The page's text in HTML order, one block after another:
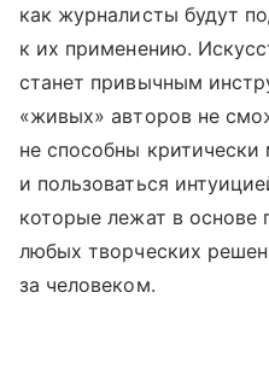
как журналисты будут
к их применению.
станет привычным
«живых» авторов не
не способны
и пользоваться
которые лежат в основе
любых творческих
за человеком.